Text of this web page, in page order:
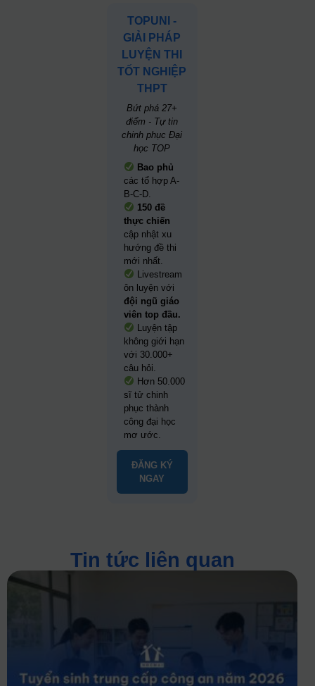
TOPUNI -
GIẢI PHÁP
LUYỆN THI
TỐT NGHIỆP
THPT
Bứt phá 27+
điểm - Tự tin
chinh phục Đại
học TOP
Bao phủ
các tổ hợp A-
B-C-D.
150 đề
thực chiến
cập nhật xu
hướng đề thi
mới nhất.
Livestream
ôn luyện với
đội ngũ giáo
viên top đầu.
Luyện tập
không giới hạn
với 30.000+
câu hỏi.
Hơn 50.000
sĩ tử chinh
phục thành
công đại học
mơ ước.
ĐĂNG KÝ
NGAY
Tin tức liên quan